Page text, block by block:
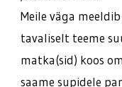
Meile väga
tavaliselt teeme
matka(sid) koos
saame supidele